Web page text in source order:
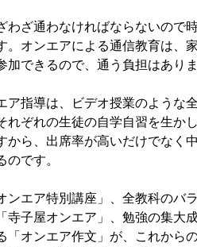
ざ通わなければならないので
。オンエアによる通信教育は、
加できるので、通う負担はあり
指導は、ビデオ授業のような
れぞれの生徒の自学自習を生か
から、出席率が高いだけでなく
です。
エア特別講座」、全教科のバ
寺子屋オンエア」、勉強の集大
「オンエア作文」が、これから